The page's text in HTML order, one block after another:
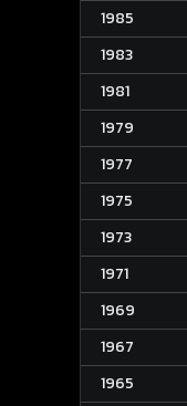
1985
1983
1981
1979
1977
1975
1973
1971
1969
1967
1965